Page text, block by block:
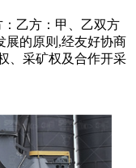
乙方：甲、乙双方
展的原则,经友好协商
、采矿权及合作开采